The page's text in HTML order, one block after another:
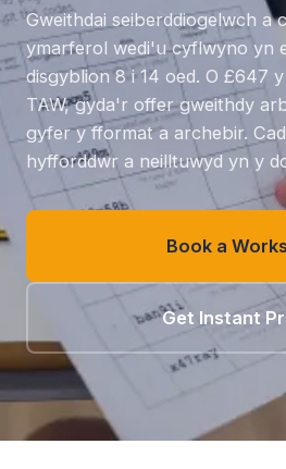
Gweithdai seiberddiogelwch a
ymarferol wedi'u cyflwyno yn
disgyblion 8 i 14 oed. O £647
TAW, gyda'r offer gweithdy
gyfer y fformat a archebir.
hyfforddwr a neilltuwyd yn y
Book a
Get Instant